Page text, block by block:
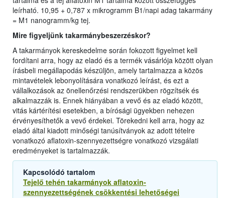
leírható. 10,95 + 0,787 x mikrogramm B1/napi adag takarmány
= M1 nanogramm/kg tej.
Mire figyeljünk takarmánybeszerzéskor?
A takarmányok kereskedelme során fokozott figyelmet kell
fordítani arra, hogy az eladó és a termék vásárlója között olyan
írásbeli megállapodás készüljön, amely tartalmazza a közös
mintavételek lebonyolítására vonatkozó leírást, és ezt a
vállalkozások az önellenőrzési rendszerükben rögzítsék és
alkalmazzák is. Ennek hiányában a vevő és az eladó között,
vitás kártérítési esetekben, a bírósági ügyekben nehezen
érvényesíthetők a vevő érdekei. Törekedni kell arra, hogy az
eladó által kiadott minőségi tanúsítványok az adott tételre
vonatkozó aflatoxin-szennyezettségre vonatkozó vizsgálati
eredményeket is tartalmazzák.
Kapcsolódó tartalom
Tejelő tehén takarmányok aflatoxin-
szennyezettségének csökkentési lehetőségei